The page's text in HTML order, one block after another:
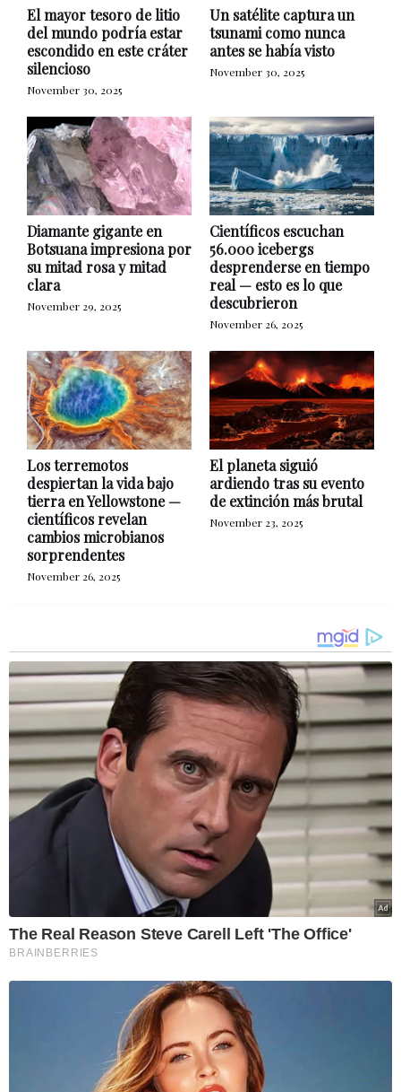
El mayor tesoro de litio
del mundo podría estar
escondido en este cráter
silencioso
November 30, 2025
Un satélite captura un
tsunami como nunca
antes se había visto
November 30, 2025
Diamante gigante en
Botsuana impresiona por
su mitad rosa y mitad
clara
November 29, 2025
Científicos escuchan
56.000 icebergs
desprenderse en tiempo
real — esto es lo que
descubrieron
November 26, 2025
Los terremotos
despiertan la vida bajo
tierra en Yellowstone —
científicos revelan
cambios microbianos
sorprendentes
November 26, 2025
El planeta siguió
ardiendo tras su evento
de extinción más brutal
November 23, 2025